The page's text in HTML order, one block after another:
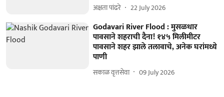
अक्षता पांढरे 22 July 2026
Godavari River Flood : मुसळधार
पावसाने शहराची दैना! १४५ मिलीमीटर
पावसाने शहर झाले तलावाचे, अनेक घरांमध्ये
पाणी
सकाळ वृत्तसेवा 09 July 2026